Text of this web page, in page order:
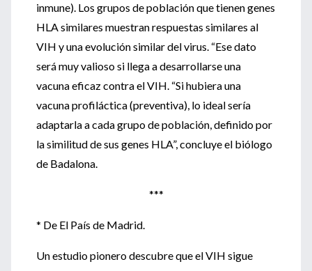
inmune). Los grupos de población que tienen genes
HLA similares muestran respuestas similares al
VIH y una evolución similar del virus. “Ese dato
será muy valioso si llega a desarrollarse una
vacuna eficaz contra el VIH. “Si hubiera una
vacuna profiláctica (preventiva), lo ideal sería
adaptarla a cada grupo de población, definido por
la similitud de sus genes HLA”, concluye el biólogo
de Badalona.
***
* De El País de Madrid.
Un estudio pionero descubre que el VIH sigue